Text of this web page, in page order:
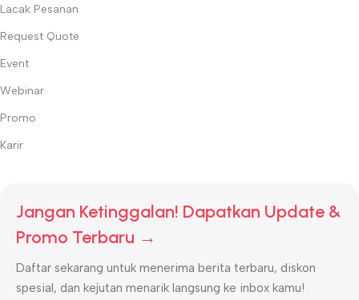
Lacak Pesanan
Request Quote
Event
Webinar
Promo
Karir
Jangan Ketinggalan! Dapatkan Update &
Promo Terbaru →
Daftar sekarang untuk menerima berita terbaru, diskon
spesial, dan kejutan menarik langsung ke inbox kamu!